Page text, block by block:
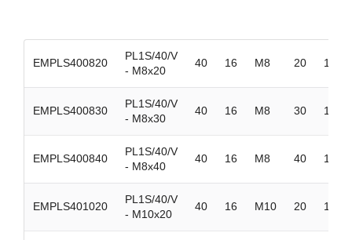
EMPLS400820
PL1S/40/V
- M8x20
40 16 M8 20 100
EMPLS400830
PL1S/40/V
- M8x30
40 16 M8 30 100
EMPLS400840
PL1S/40/V
- M8x40
40 16 M8 40 100
EMPLS401020
PL1S/40/V
- M10x20
40 16 M10 20 100